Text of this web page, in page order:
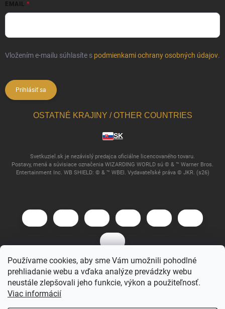
Používame cookies, aby sme Vám umožnili pohodlné
prehliadanie webu a vďaka analýze prevádzky webu
neustále zlepšovali jeho funkcie, výkon a použiteľnosť.
Viac informácií
EMAIL
Vložením e-mailu súhlasíte s podmienkami ochrany osobných údajov.
Prihlásiť sa
OSTATNÉ KRAJINY / OTHER COUNTRIES
SK
Svetkuziel.sk je nezávislý predajca oficiálne licencovaného tovaru.
Postavy, mená a súvisiace označenia WIZARDING WORLD sú © & ™ Warner Bros.
Entertainment Inc. WB SHIELD: © & ™ WBEI. Vydavateľské práva © JKR. (s26)
. Všetky práva vyhradené.